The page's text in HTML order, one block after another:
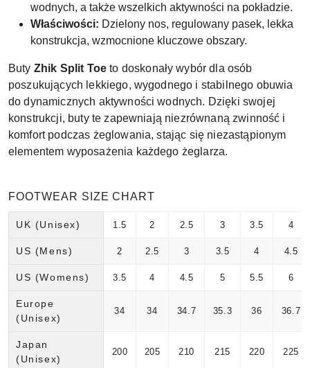
wodnych, a także wszelkich aktywności na pokładzie.
Właściwości: Dzielony nos, regulowany pasek, lekka
konstrukcja, wzmocnione kluczowe obszary.
Buty Zhik Split Toe to doskonały wybór dla osób
poszukujących lekkiego, wygodnego i stabilnego obuwia
do dynamicznych aktywności wodnych. Dzięki swojej
konstrukcji, buty te zapewniają niezrównaną zwinność i
komfort podczas żeglowania, stając się niezastąpionym
elementem wyposażenia każdego żeglarza.
FOOTWEAR SIZE CHART
UK (Unisex) 1.5 2 2.5 3 3.5 4
US (Mens) 2 2.5 3 3.5 4 4.5
US (Womens) 3.5 4 4.5 5 5.5 6
Europe
(Unisex)
34 34 34.7 35.3 36 36.7
Japan
(Unisex)
200 205 210 215 220 225